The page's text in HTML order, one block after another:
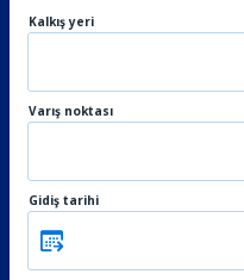
Kalkış yeri
Varış noktası
Gidiş tarihi